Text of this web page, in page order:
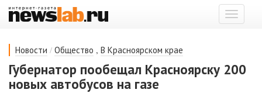
Показать
меню
Новости / Общество , В Красноярском крае
Губернатор пообещал Красноярску 200
новых автобусов на газе